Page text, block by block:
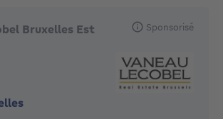
Bruxelles Est Sponsorisé